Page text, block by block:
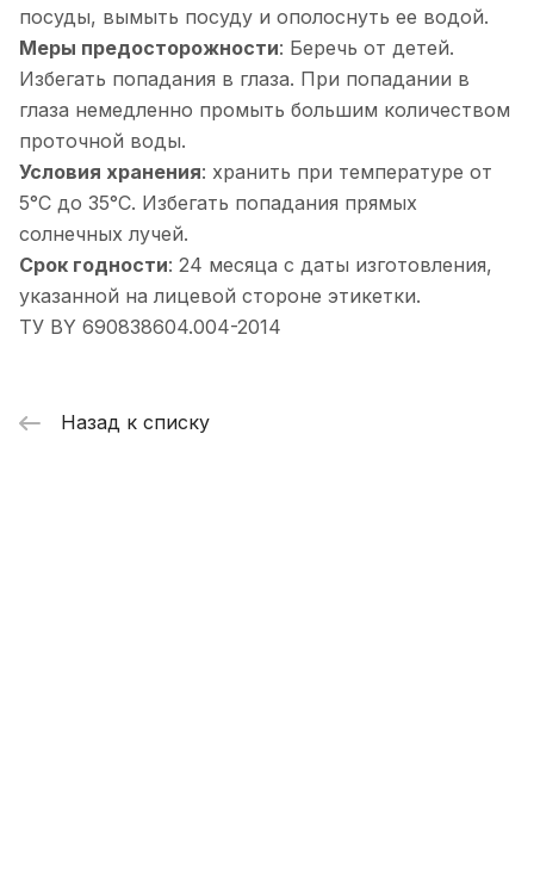
посуды, вымыть посуду и ополоснуть ее водой.
Меры предосторожности: Беречь от детей.
Избегать попадания в глаза. При попадании в
глаза немедленно промыть большим количеством
проточной воды.
Условия хранения: хранить при температуре от
5°С до 35°С. Избегать попадания прямых
солнечных лучей.
Срок годности: 24 месяца с даты изготовления,
указанной на лицевой стороне этикетки.
ТУ BY 690838604.004-2014
Назад к списку